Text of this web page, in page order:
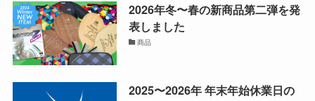
2026年冬〜春の新商品第二弾を発
表しました
商品
2025〜2026年 年末年始休業日の